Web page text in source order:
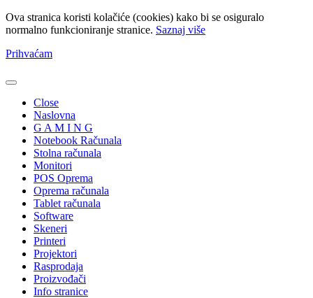
Ova stranica koristi kolačiće (cookies) kako bi se osiguralo
normalno funkcioniranje stranice. Saznaj više
Prihvaćam
Close
Naslovna
G A M I N G
Notebook Računala
Stolna računala
Monitori
POS Oprema
Oprema računala
Tablet računala
Software
Skeneri
Printeri
Projektori
Rasprodaja
Proizvođači
Info stranice